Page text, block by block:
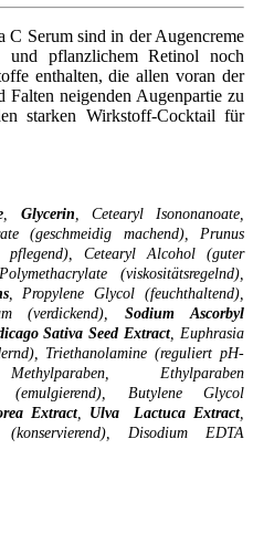
Serum sind in der Augencreme
und pflanzlichem Retinol noch
enthalten, die allen voran der
Falten neigenden Augenpartie zu
starken Wirkstoff-Cocktail für
Glycerin , Cetearyl Isononanoate,
(geschmeidig machend), Prunus
Cetearyl Alcohol (guter
(viskositätsregelnd),
, Propylene Glycol (feuchthaltend),
(verdickend), Sodium
Ascorbyl
Sativa Seed Extract, Euphrasia
Triethanolamine (reguliert pH-
Ethylparaben
(emulgierend), Butylene Glycol
Extract, Ulva Lactuca Extract,
Disodium EDTA